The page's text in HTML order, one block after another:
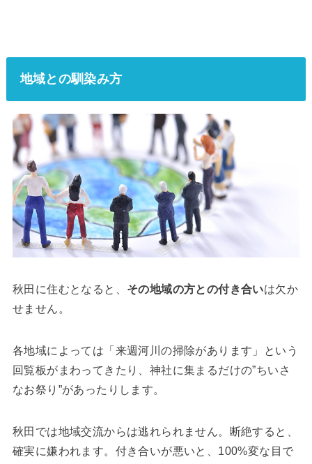
地域との馴染み方
秋田に住むとなると、 その地域の方との付き合いは欠か
せません。
各地域によっては「来週河川の掃除があります」という
回覧板がまわってきたり、神社に集まるだけの”ちいさ
なお祭り”があったりします。
秋田では地域交流からは逃れられません。断絶すると、
確実に嫌われます。付き合いが悪いと、100%変な目で